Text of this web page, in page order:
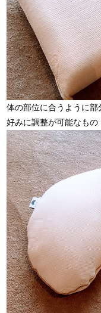
体の部位に合うように
好みに調整が可能なもの